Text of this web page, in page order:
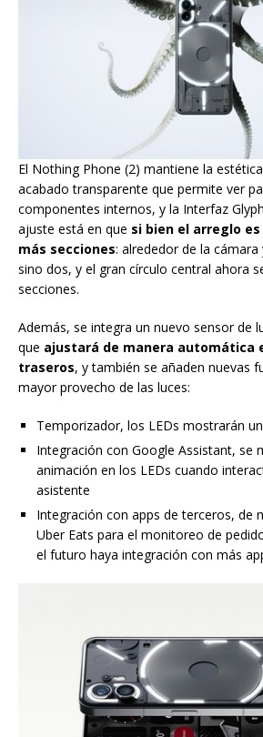
El Nothing Phone (2) mantiene la
acabado transparente que permite ver
componentes internos, y la Interfaz
ajuste está en que si bien el arreglo
más secciones: alrededor de la
sino dos, y el gran círculo central ahora
secciones.
Además, se integra un nuevo sensor de
que ajustará de manera automática
traseros, y también se añaden nuevas
mayor provecho de las luces:
Temporizador, los LEDs mostrarán
Integración con Google Assistant, se
animación en los LEDs cuando
asistente
Integración con apps de terceros, de
Uber Eats para el monitoreo de
el futuro haya integración con más